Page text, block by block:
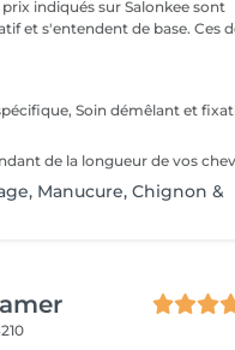
indiqués sur Salonkee sont
et s'entendent de base. Ces
Manucure, Chignon &